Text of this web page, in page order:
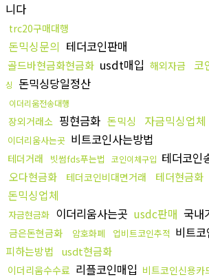
니다
trc20구매대행
돈믹싱문의 테더코인판매
골드바현금화현금화 usdt매입 해외자금 코
싱
돈믹싱당일정산
이더리움전송대행
장외거래소 핑현금화 돈믹싱 자금믹싱업체
이더리움사는곳 비트코인사는방법
테더거래 빗썸fds푸는법 코인이체구입 테더코인
오다현금화 테더코인비대면거래 테더현금화
돈믹싱업체
자금현금화 이더리움사는곳 usdc판매 국내
금은돈현금화 암호화폐 업비트코인추적 비트
피하는방법
usdt현금화
이더리움수수료 리플코인매입 비트코인신용카